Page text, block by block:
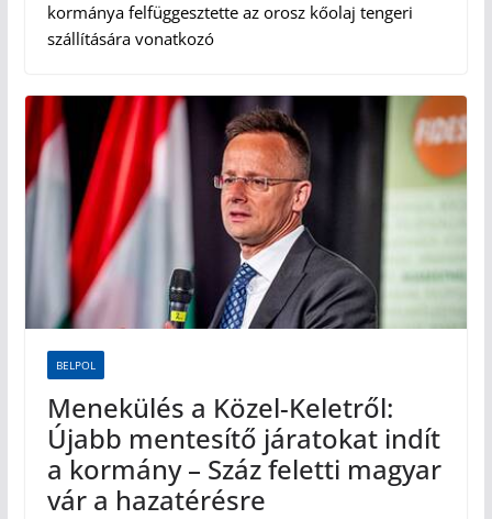
kormánya felfüggesztette az orosz kőolaj tengeri
szállítására vonatkozó
BELPOL
Menekülés a Közel-Keletről:
Újabb mentesítő járatokat indít
a kormány – Száz feletti magyar
vár a hazatérésre